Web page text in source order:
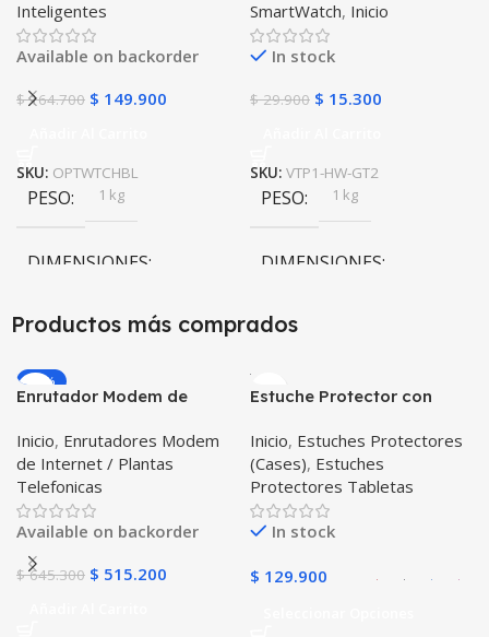
Iwo 10 12) Compatible
Android y iPhone
Inteligentes
Available on backorder
$164.700 $ 149.900
SKU: OPTWTCHBL
PESO 1 kg
DIMENSIONES
20 × 20 × 20 cm
SmartWatch, Inicio
In stock
$29.900 $ 15.300
SKU: VTP1-HW-GT2
PESO 1 kg
DIMENSIONES
20 × 20 × 20 cm
Productos más comprados
-20%
Enrutador Modem de
Libre Todo Operador 4G
LTE SIMCARD
Inicio, Enrutadores Modem
de Internet / Plantas
Telefonicas
Available on backorder
$645.300 $ 515.200
Estuche Protector con
Tablet Samsung Galaxy
Tab A8 10.5 2021 – 2022
SM-x200 SM-x205 Anti
golpes con soporte
Inicio, Estuches Protectores
(Cases), Estuches
Protectores Tabletas
In stock
$ 129.900